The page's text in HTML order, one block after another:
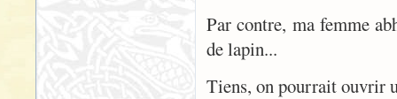
Par contre, ma femme
de lapin...
Tiens, on pourrait ouvrir